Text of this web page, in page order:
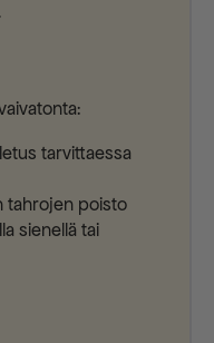
tarvittaessa
tahrojen poisto
sienellä tai